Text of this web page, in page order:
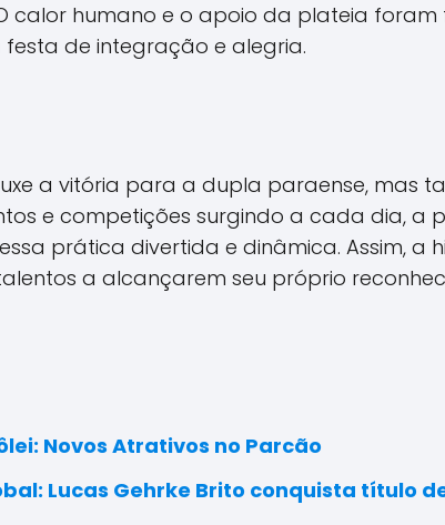
calor humano e o apoio da plateia
de integração e alegria.
a vitória para a dupla paraense,
e competições surgindo a cada dia,
prática divertida e dinâmica. Assim,
a alcançarem seu próprio
Novos Atrativos no Parcão
Lucas Gehrke Brito conquista título